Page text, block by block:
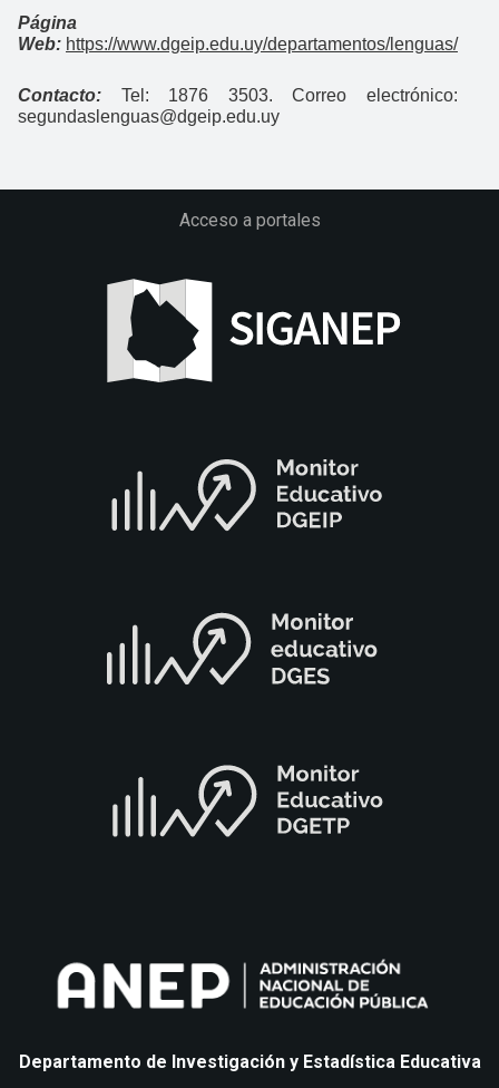
Página
Web: https://www.dgeip.edu.uy/departamentos/lenguas/
Contacto: Tel: 1876 3503. Correo electrónico:
segundaslenguas@dgeip.edu.uy
Acceso a portales
Departamento de Investigación y Estadística Educativa